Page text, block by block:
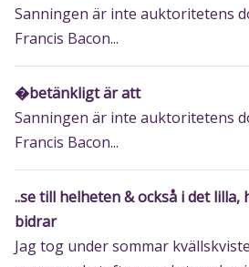
Sanningen är inte auktoritetens
Francis Bacon...
�betänkligt är att
Sanningen är inte auktoritetens
Francis Bacon...
..se till helheten & också i det lilla,
bidrar
Jag tog under sommar